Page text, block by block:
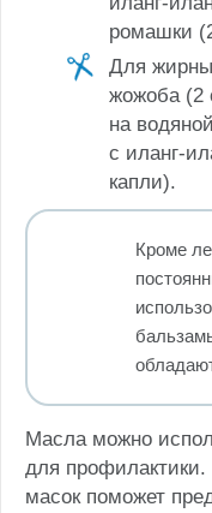
ромашки
Для
жожоба (2
на
с иланг-
капли).
Кроме
Масла можно
для
масок поможет